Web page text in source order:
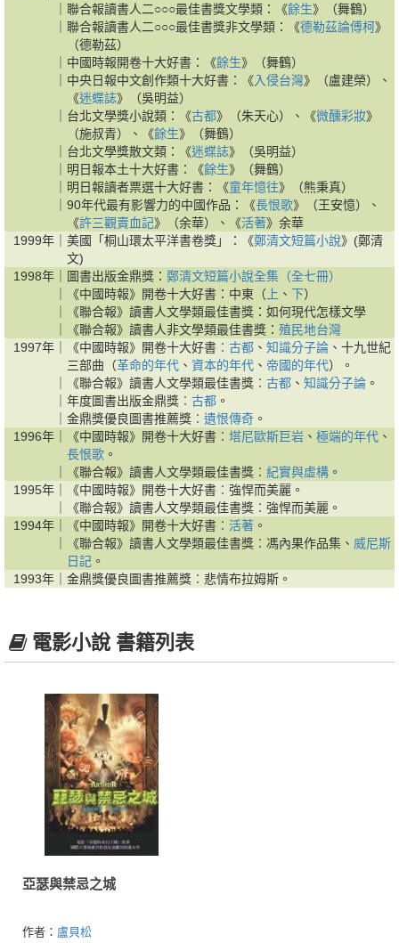
聯合報讀書人二○○○最佳書獎文學類：《餘生》（舞鶴）
聯合報讀書人二○○○最佳書獎非文學類：《德勒茲論傅柯》
（德勒茲）
中國時報開卷十大好書：《餘生》（舞鶴）
中央日報中文創作類十大好書：《入侵台灣》（盧建榮）、
《迷蝶誌》（吳明益）
台北文學獎小說類：《古都》（朱天心）、《微醺彩妝》
（施叔青）、《餘生》（舞鶴）
台北文學獎散文類：《迷蝶誌》（吳明益）
明日報本土十大好書：《餘生》（舞鶴）
明日報讀者票選十大好書：《童年憶往》（熊秉真）
90年代最有影響力的中國作品：《長恨歌》（王安憶）、
《許三觀賣血記》（余華）、《活著》余華
1999年｜ 美國「桐山環太平洋書卷獎」：《鄭清文短篇小說》(鄭清
文)
1998年｜
圖書出版金鼎獎： 鄭清文短篇小說全集（全七冊）
《中國時報》開卷十大好書：中東（ 上 、 下）
《聯合報》讀書人文學類最佳書獎：如何現代怎樣文學
《聯合報》讀書人非文學類最佳書獎： 殖民地台灣
1997年｜
《中國時報》開卷十大好書︰ 古都 、 知識分子論 、十九世紀
三部曲（革命的年代 、 資本的年代 、 帝國的年代）。
《聯合報》讀書人文學類最佳書獎︰ 古都 、 知識分子論 。
年度圖書出版金鼎獎︰ 古都 。
金鼎獎優良圖書推薦獎︰ 遺恨傳奇 。
1996年｜
《中國時報》開卷十大好書︰ 塔尼歐斯巨岩 、 極端的年代 、
長恨歌 。
《聯合報》讀書人文學類最佳書獎︰ 紀實與虛構 。
1995年｜
《中國時報》開卷十大好書︰強悍而美麗。
《聯合報》讀書人文學類最佳書獎︰強悍而美麗。
1994年｜
《中國時報》開卷十大好書︰ 活著 。
《聯合報》讀書人文學類最佳書獎︰馮內果作品集、 威尼斯
日記 。
1993年｜ 金鼎獎優良圖書推薦獎︰悲情布拉姆斯。
電影小說 書籍列表
亞瑟與禁忌之城
作者： 盧貝松